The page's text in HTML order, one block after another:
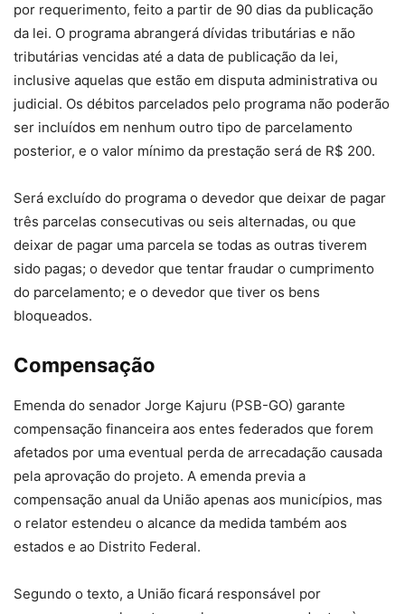
por requerimento, feito a partir de 90 dias da publicação
da lei. O programa abrangerá dívidas tributárias e não
tributárias vencidas até a data de publicação da lei,
inclusive aquelas que estão em disputa administrativa ou
judicial. Os débitos parcelados pelo programa não poderão
ser incluídos em nenhum outro tipo de parcelamento
posterior, e o valor mínimo da prestação será de R$ 200.
Será excluído do programa o devedor que deixar de pagar
três parcelas consecutivas ou seis alternadas, ou que
deixar de pagar uma parcela se todas as outras tiverem
sido pagas; o devedor que tentar fraudar o cumprimento
do parcelamento; e o devedor que tiver os bens
bloqueados.
Compensação
Emenda do senador Jorge Kajuru (PSB-GO) garante
compensação financeira aos entes federados que forem
afetados por uma eventual perda de arrecadação causada
pela aprovação do projeto. A emenda previa a
compensação anual da União apenas aos municípios, mas
o relator estendeu o alcance da medida também aos
estados e ao Distrito Federal.
Segundo o texto, a União ficará responsável por